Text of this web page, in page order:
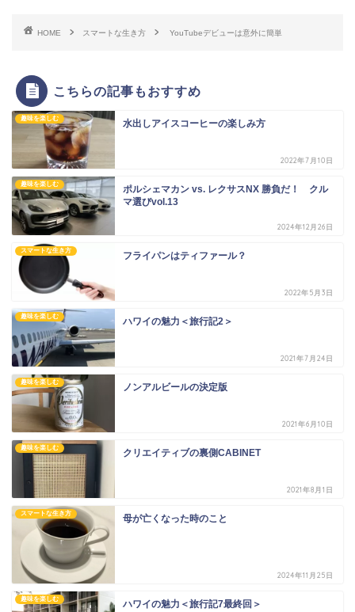
HOME スマートな生き方 YouTubeデビューは意外に簡単
こちらの記事もおすすめ
趣味を楽しむ 水出しアイスコーヒーの楽しみ方
2022年7月10日
趣味を楽しむ
ポルシェマカン vs. レクサスNX 勝負だ！ クル
マ選びvol.13
2024年12月26日
スマートな生き方 フライパンはティファール？
2022年5月3日
趣味を楽しむ ハワイの魅力＜旅行記2＞
2021年7月24日
趣味を楽しむ ノンアルビールの決定版
2021年6月10日
趣味を楽しむ クリエイティブの裏側CABINET
2021年8月1日
スマートな生き方 母が亡くなった時のこと
2024年11月25日
趣味を楽しむ ハワイの魅力＜旅行記7最終回＞